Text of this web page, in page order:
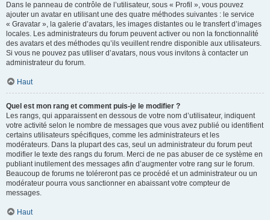
Dans le panneau de contrôle de l’utilisateur, sous « Profil », vous pouvez
ajouter un avatar en utilisant une des quatre méthodes suivantes : le service
« Gravatar », la galerie d’avatars, les images distantes ou le transfert d’images
locales. Les administrateurs du forum peuvent activer ou non la fonctionnalité
des avatars et des méthodes qu’ils veuillent rendre disponible aux utilisateurs.
Si vous ne pouvez pas utiliser d’avatars, nous vous invitons à contacter un
administrateur du forum.
Haut
Quel est mon rang et comment puis-je le modifier ?
Les rangs, qui apparaissent en dessous de votre nom d’utilisateur, indiquent
votre activité selon le nombre de messages que vous avez publié ou identifient
certains utilisateurs spécifiques, comme les administrateurs et les
modérateurs. Dans la plupart des cas, seul un administrateur du forum peut
modifier le texte des rangs du forum. Merci de ne pas abuser de ce système en
publiant inutilement des messages afin d’augmenter votre rang sur le forum.
Beaucoup de forums ne toléreront pas ce procédé et un administrateur ou un
modérateur pourra vous sanctionner en abaissant votre compteur de
messages.
Haut